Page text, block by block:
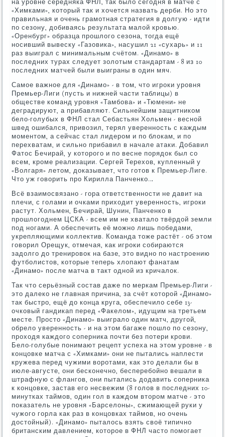
на уровне середняка ФНЛ, так было сегодня в матче с
«Химками», который так и хочется назвать дерби. Но это
правильная и очень грамотная стратегия в долгую - идти
по сезону, добиваясь результата малой кровью.
«Оренбург» образца прошлого сезона, тогда ещё
носивший вывеску «Газовика», насушил 21 «сухарь» и 11
раз выиграл с минимальным счётом. «Динамо» в
последних турах следует золотым стандартам - 8 из 10
последних матчей были выиграны в один мяч.
Самое важное для «Динамо» - в том, что игроки уровня
Премьер-Лиги (пусть и нижней части таблицы) в
обществе команд уровня «Тамбова» и «Тюмени» не
деградируют, а прибавляют. Сильнейшим защитником
бело-голубых в ФНЛ стал Себастьян Хольмен - весной
швед ошибался, привозил, терял уверенность с каждым
моментом, а сейчас стал лидером и по блокам, и по
перехватам, и сильно прибавил в начале атаки. Добавил
Фатос Бечирай, у которого и по весне порядок был со
всем, кроме реализации. Сергей Терехов, купленный у
«Волгаря» летом, доказывает, что готов к Премьер-Лиге.
Что уж говорить про Кирилла Панченко…
Всё взаимосвязано - гора ответственности не давит на
плечи, с голами и очками приходит уверенность, игроки
растут. Хольмен, Бечирай, Шунин, Панченко в
прошлогоднем ЦСКА - всем им не хватало твёрдой земли
под ногами. А обеспечить её можно лишь победами,
укрепляющими коллектив. Команда тоже растёт - об этом
говорил Орещук, отмечая, как игроки собираются
задолго до тренировок на базе, это видно по настроению
футболистов, которые теперь хлопают фанатам
«Динамо» после матча в такт одной из кричалок.
Так что серьёзный состав даже по меркам Премьер-Лиги -
это далеко не главная причина, за счёт которой «Динамо»
так быстро, ещё до конца круга, обеспечило себе 13-
очковый гандикап перед «Факелом», идущим на третьем
месте. Просто «Динамо» выиграло один матч, другой,
обрело уверенность - и на этом багаже пошло по сезону,
проходя каждого соперника почти без потери крови.
Бело-голубые понимают рецепт успеха на этом уровне - в
концовке матча с «Химками» они не пытались наплести
кружева перед чужими воротами, как это делали бы в
июле-августе, они бесконечно, бесперебойно вешали в
штрафную с флангов, они пытались додавить соперника
к концовке, застав его несвежим (8 голов в последних 10-
минутках таймов, один гол в каждом втором матче - это
показатель не уровня «Барселоны», сжимающей руки у
чужого горла как раз в концовках таймов, но очень
достойный). «Динамо» пыталось взять своё типично
британским давлением, которое в ФНЛ часто помогает